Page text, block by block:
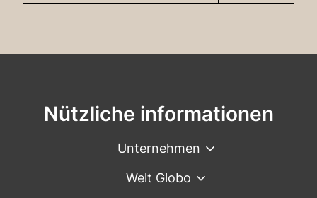
Nützliche informationen
Unternehmen
Welt Globo